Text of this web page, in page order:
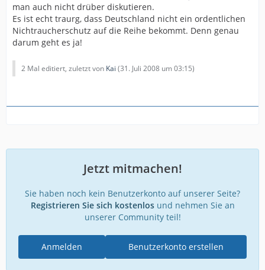
man auch nicht drüber diskutieren.
Es ist echt traurg, dass Deutschland nicht ein ordentlichen
Nichtraucherschutz auf die Reihe bekommt. Denn genau
darum geht es ja!
2 Mal editiert, zuletzt von Kai (31. Juli 2008 um 03:15)
Jetzt mitmachen!
Sie haben noch kein Benutzerkonto auf unserer Seite?
Registrieren Sie sich kostenlosund nehmen Sie an
unserer Community teil!
Benutzerkonto erstellen
Anmelden